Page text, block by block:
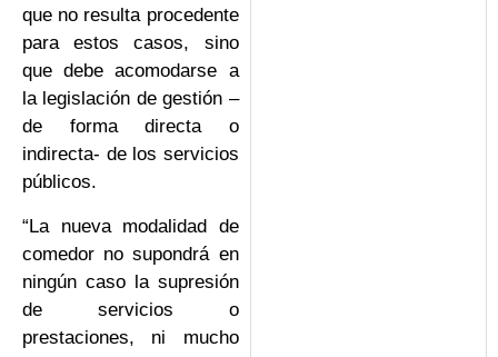
que no resulta procedente
para estos casos, sino
que debe acomodarse a
la legislación de gestión –
de forma directa o
indirecta- de los servicios
públicos.
“La nueva modalidad de
comedor no supondrá en
ningún caso la supresión
de servicios o
prestaciones, ni mucho